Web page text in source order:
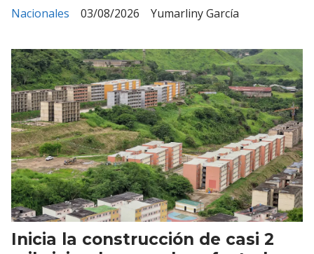
Yumarliny García
Nacionales 03/08/2026
Inicia la construcción de casi 2